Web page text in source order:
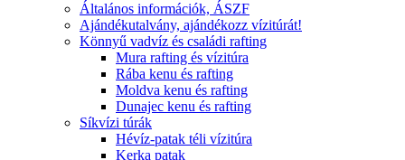
Általános információk, ÁSZF
Ajándékutalvány, ajándékozz vízitúrát!
Könnyű vadvíz és családi rafting
Mura rafting és vízitúra
Rába kenu és rafting
Moldva kenu és rafting
Dunajec kenu és rafting
Síkvízi túrák
Hévíz-patak téli vízitúra
Kerka patak